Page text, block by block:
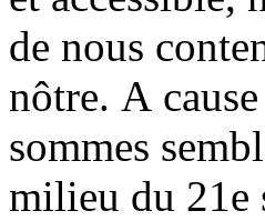
de nous
nôtre. A
sommes
milieu du 21e